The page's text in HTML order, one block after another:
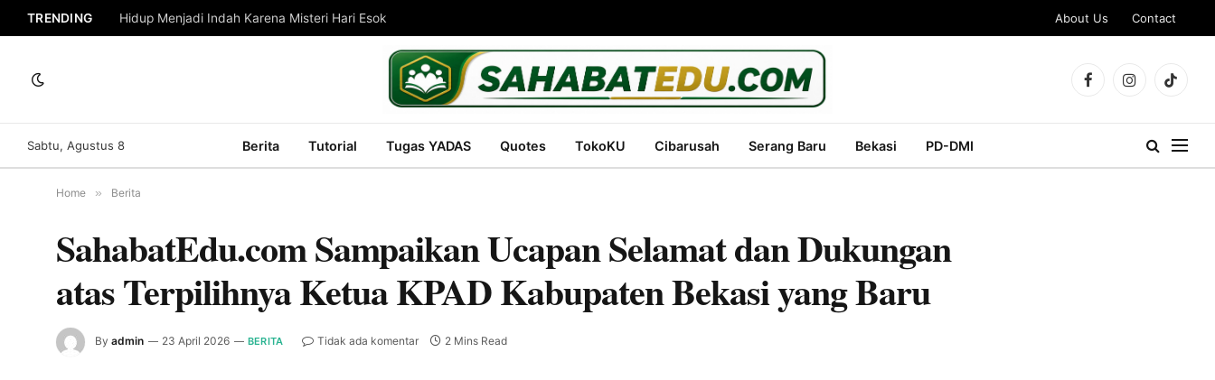
TRENDING Hidup Menjadi Indah Karena Misteri Hari Esok About Us Contact
FacebookInstagramTikTok
Sabtu, Agustus 8 Berita Tutorial Tugas YADAS Quotes TokoKU Cibarusah Serang Baru Bekasi PD-DMI
Home » Berita
SahabatEdu.com Sampaikan Ucapan Selamat dan Dukungan
atas Terpilihnya Ketua KPAD Kabupaten Bekasi yang Baru
By admin 23 April 2026 BERITA Tidak ada komentar 2 Mins Read